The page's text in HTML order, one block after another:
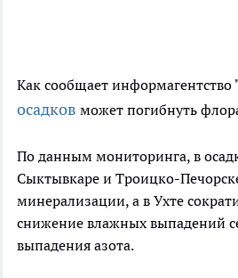
Как сообщает информагентство
осадков может погибнуть
По данным мониторинга, в
Сыктывкаре и Троицко-
минерализации, а в Ухте
снижение влажных выпадений
выпадения азота.